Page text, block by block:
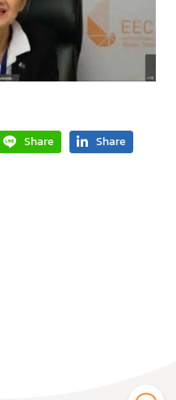
Share Share